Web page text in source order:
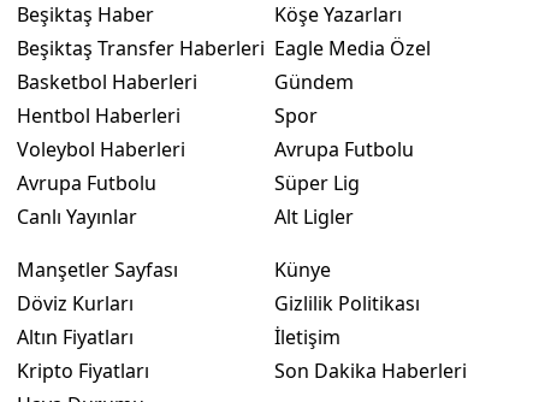
Beşiktaş Haber
Beşiktaş Transfer Haberleri
Basketbol Haberleri
Hentbol Haberleri
Voleybol Haberleri
Avrupa Futbolu
Canlı Yayınlar
Köşe Yazarları
Eagle Media Özel
Gündem
Spor
Avrupa Futbolu
Süper Lig
Alt Ligler
Manşetler Sayfası
Döviz Kurları
Altın Fiyatları
Kripto Fiyatları
Künye
Gizlilik Politikası
İletişim
Son Dakika Haberleri